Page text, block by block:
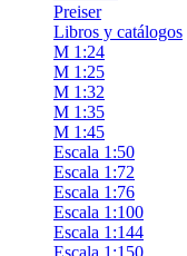
Preiser
Libros y catálogos
M 1:24
M 1:25
M 1:32
M 1:35
M 1:45
Escala 1:50
Escala 1:72
Escala 1:76
Escala 1:100
Escala 1:144
Escala 1:150